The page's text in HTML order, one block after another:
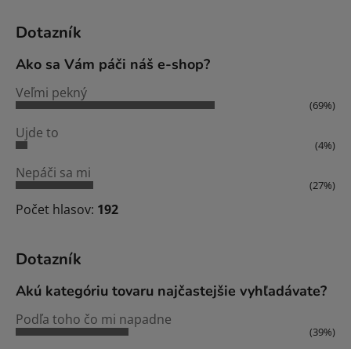
Dotazník
Ako sa Vám páči náš e-shop?
Veľmi pekný
(69%)
Ujde to
(4%)
Nepáči sa mi
(27%)
Počet hlasov: 192
Dotazník
Akú kategóriu tovaru najčastejšie vyhľadávate?
Podľa toho čo mi napadne
(39%)